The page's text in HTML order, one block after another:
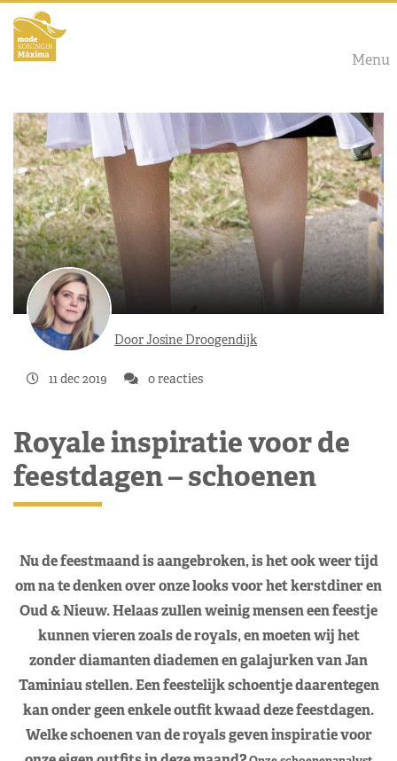
Menu
Door Josine Droogendijk
11 dec 2019 0 reacties
Royale inspiratie voor de
feestdagen – schoenen
Nu de feestmaand is aangebroken, is het ook weer tijd
om na te denken over onze looks voor het kerstdiner en
Oud & Nieuw. Helaas zullen weinig mensen een feestje
kunnen vieren zoals de royals, en moeten wij het
zonder diamanten diademen en galajurken van Jan
Taminiau stellen. Een feestelijk schoentje daarentegen
kan onder geen enkele outfit kwaad deze feestdagen.
Welke schoenen van de royals geven inspiratie voor